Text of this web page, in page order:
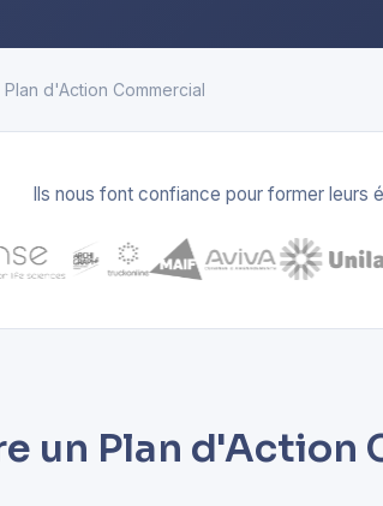
d'Action Commercial
Ils nous font confiance pour former leurs
un Plan d'Action